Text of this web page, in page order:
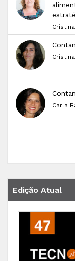
Carla
Edição Atual